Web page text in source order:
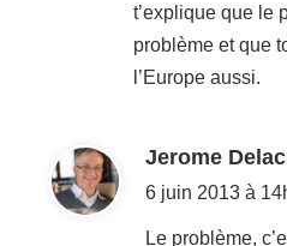
t’explique que le
problème et que
l’Europe aussi.
Jerome
6 juin 2013 à
Le problème,